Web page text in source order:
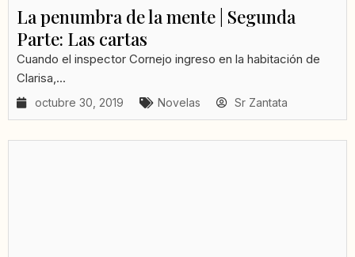
La penumbra de la mente | Segunda
Parte: Las cartas
Cuando el inspector Cornejo ingreso en la habitación de
Clarisa,...
octubre 30, 2019 Novelas Sr Zantata